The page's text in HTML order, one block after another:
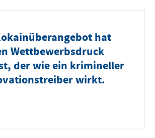
hat
Wettbewerbsdruck
der wie ein krimineller
wirkt.